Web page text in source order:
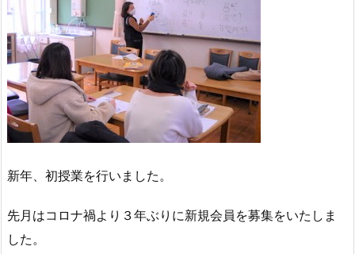
新年、初授業を行いました。
先月はコロナ禍より３年ぶりに新規会員を募集をいたしま
した。